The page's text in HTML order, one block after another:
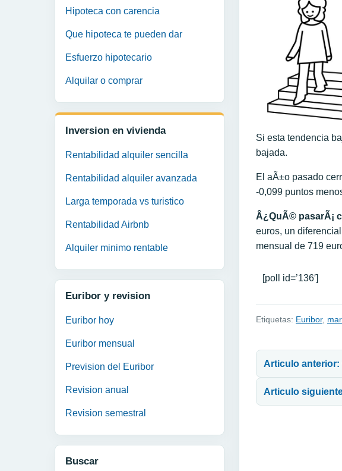
Hipoteca con carencia
Que hipoteca te pueden dar
Esfuerzo hipotecario
Alquilar o comprar
Inversion en vivienda
Rentabilidad alquiler sencilla
Rentabilidad alquiler avanzada
Larga temporada vs turistico
Rentabilidad Airbnb
Alquiler minimo rentable
Euribor y revision
Euribor hoy
Euribor mensual
Prevision del Euribor
Revision anual
Revision semestral
Buscar
Si esta tendencia
bajada.
El aÃ±o pasado
-0,099 puntos
Â¿QuÃ© pasarÃ¡
euros, un
mensual de 719
[poll id=’136′]
Etiquetas: Euribor,
Articulo anterior:
Articulo